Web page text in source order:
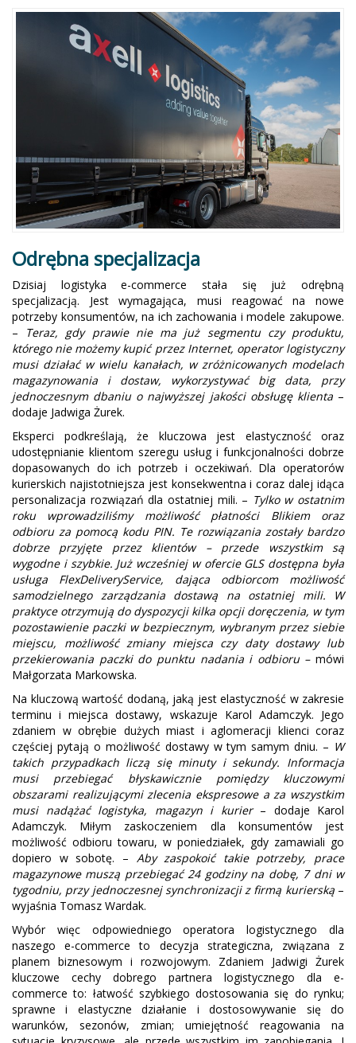
Odrębna specjalizacja
Dzisiaj logistyka e-commerce stała się już odrębną
specjalizacją. Jest wymagająca, musi reagować na nowe
potrzeby konsumentów, na ich zachowania i modele zakupowe.
– Teraz, gdy prawie nie ma już segmentu czy produktu,
którego nie możemy kupić przez Internet, operator logistyczny
musi działać w wielu kanałach, w zróżnicowanych modelach
magazynowania i dostaw, wykorzystywać big data, przy
jednoczesnym dbaniu o najwyższej jakości obsługę klienta–
dodaje Jadwiga Żurek.
Eksperci podkreślają, że kluczowa jest elastyczność oraz
udostępnianie klientom szeregu usług i funkcjonalności dobrze
dopasowanych do ich potrzeb i oczekiwań. Dla operatorów
kurierskich najistotniejsza jest konsekwentna i coraz dalej idąca
personalizacja rozwiązań dla ostatniej mili. – Tylko w ostatnim
roku wprowadziliśmy możliwość płatności Blikiem oraz
odbioru za pomocą kodu PIN. Te rozwiązania zostały bardzo
dobrze przyjęte przez klientów – przede wszystkim są
wygodne i szybkie. Już wcześniej w ofercie GLS dostępna była
usługa FlexDeliveryService, dająca odbiorcom możliwość
samodzielnego zarządzania dostawą na ostatniej mili. W
praktyce otrzymują do dyspozycji kilka opcji doręczenia, w tym
pozostawienie paczki w bezpiecznym, wybranym przez siebie
miejscu, możliwość zmiany miejsca czy daty dostawy lub
przekierowania paczki do punktu nadania i odbioru –mówi
Małgorzata Markowska.
Na kluczową wartość dodaną, jaką jest elastyczność w zakresie
terminu i miejsca dostawy, wskazuje Karol Adamczyk. Jego
zdaniem w obrębie dużych miast i aglomeracji klienci coraz
częściej pytają o możliwość dostawy w tym samym dniu. – W
takich przypadkach liczą się minuty i sekundy. Informacja
musi przebiegać błyskawicznie pomiędzy kluczowymi
obszarami realizującymi zlecenia ekspresowe a za wszystkim
musi nadążać logistyka, magazyn i kurier– dodaje Karol
Adamczyk. Miłym zaskoczeniem dla konsumentów jest
możliwość odbioru towaru, w poniedziałek, gdy zamawiali go
dopiero w sobotę. – Aby zaspokoić takie potrzeby, prace
magazynowe muszą przebiegać 24 godziny na dobę, 7 dni w
tygodniu, przy jednoczesnej synchronizacji z firmą kurierską–
wyjaśnia Tomasz Wardak.
Wybór więc odpowiedniego operatora logistycznego dla
naszego e-commerce to decyzja strategiczna, związana z
planem biznesowym i rozwojowym. Zdaniem Jadwigi Żurek
kluczowe cechy dobrego partnera logistycznego dla e-
commerce to: łatwość szybkiego dostosowania się do rynku;
sprawne i elastyczne działanie i dostosowywanie się do
warunków, sezonów, zmian; umiejętność reagowania na